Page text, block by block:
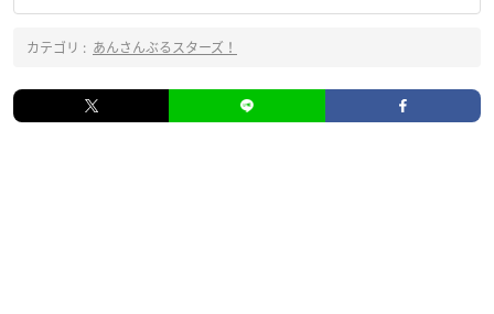
カテゴリ : あんさんぶるスターズ！